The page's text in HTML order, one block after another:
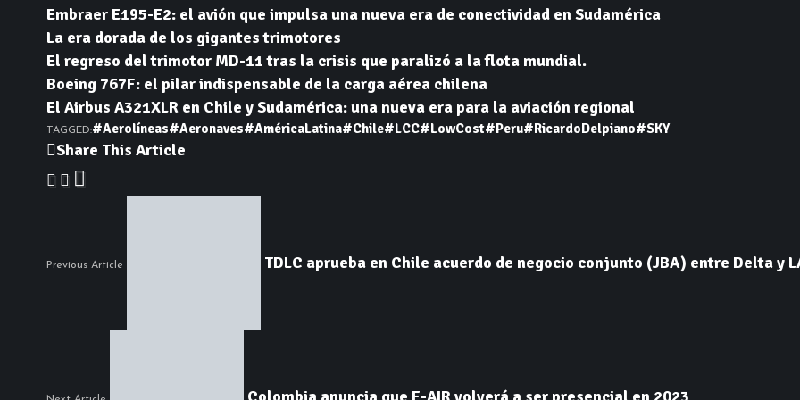
Embraer E195-E2: el avión que impulsa una nueva era de conectividad en Sudamérica
La era dorada de los gigantes trimotores
El regreso del trimotor MD-11 tras la crisis que paralizó a la flota mundial.
Boeing 767F: el pilar indispensable de la carga aérea chilena
El Airbus A321XLR en Chile y Sudamérica: una nueva era para la aviación regional
TAGGED:#Aerolíneas#Aeronaves#AméricaLatina#Chile#LCC#LowCost#Peru#RicardoDelpiano#SKY
Share This Article
Previous Article TDLC aprueba en Chile acuerdo de negocio conjunto (JBA) entre Delta y